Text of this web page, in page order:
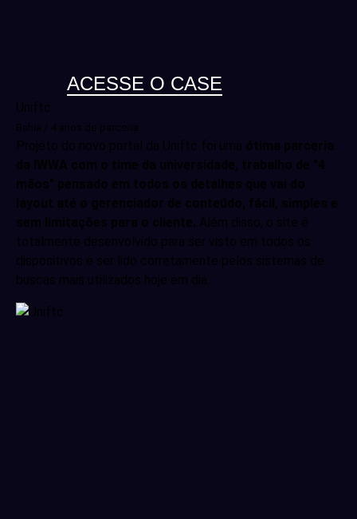
ACESSE O CASE
Uniftc
Bahia / 4 anos de parceria
Projeto do novo portal da Uniftc foi uma ótima parceria
da IWWA com o time da universidade, trabalho de "4
mãos" pensado em todos os detalhes que vai do
layout até o gerenciador de conteúdo, fácil, simples e
sem limitações para o cliente. Além disso, o site é
totalmente desenvolvido para ser visto em todos os
dispositivos e ser lido corretamente pelos sistemas de
buscas mais utilizados hoje em dia.